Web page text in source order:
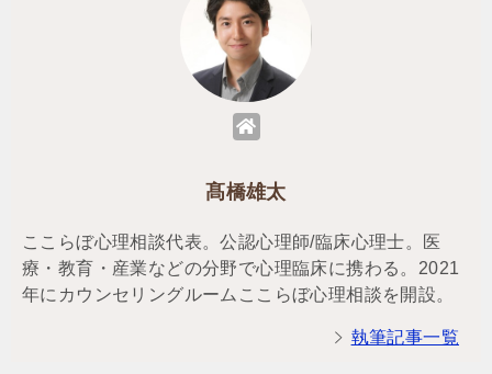
髙橋雄太
ここらぼ心理相談代表。公認心理師/臨床心理士。医
療・教育・産業などの分野で心理臨床に携わる。2021
年にカウンセリングルームここらぼ心理相談を開設。
執筆記事一覧